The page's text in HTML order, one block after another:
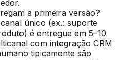
a primeira versão?
único (ex.: suporte
é entregue em 5–10
com integração CRM
tipicamente são